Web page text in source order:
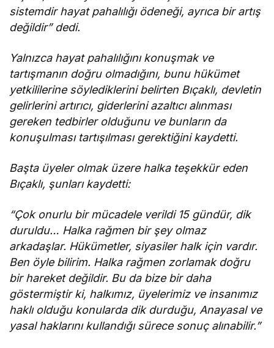
sistemdir hayat pahalılığı ödeneği, ayrıca bir artış
değildir” dedi.
Yalnızca hayat pahalılığını konuşmak ve
tartışmanın doğru olmadığını, bunu hükümet
yetkililerine söylediklerini belirten Bıçaklı, devletin
gelirlerini artırıcı, giderlerini azaltıcı alınması
gereken tedbirler olduğunu ve bunların da
konuşulması tartışılması gerektiğini kaydetti.
Başta üyeler olmak üzere halka teşekkür eden
Bıçaklı, şunları kaydetti:
“Çok onurlu bir mücadele verildi 15 gündür, dik
duruldu… Halka rağmen bir şey olmaz
arkadaşlar. Hükümetler, siyasiler halk için vardır.
Ben öyle bilirim. Halka rağmen zorlamak doğru
bir hareket değildir. Bu da bize bir daha
göstermiştir ki, halkımız, üyelerimiz ve insanımız
haklı olduğu konularda dik durduğu, Anayasal ve
yasal haklarını kullandığı sürece sonuç alınabilir.”